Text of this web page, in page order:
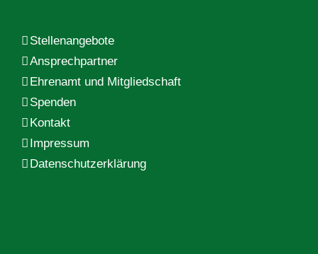
Stellenangebote
Ansprechpartner
Ehrenamt und Mitgliedschaft
Spenden
Kontakt
Impressum
Datenschutzerklärung